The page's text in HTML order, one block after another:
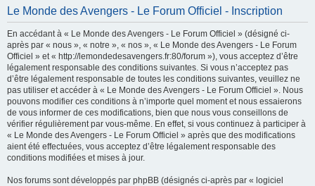
ch
Le Monde des Avengers - Le Forum Officiel - Inscription
En accédant à « Le Monde des Avengers - Le Forum Officiel » (désigné ci-
après par « nous », « notre », « nos », « Le Monde des Avengers - Le Forum
Officiel » et « http://lemondedesavengers.fr:80/forum »), vous acceptez d’être
légalement responsable des conditions suivantes. Si vous n’acceptez pas
d’être légalement responsable de toutes les conditions suivantes, veuillez ne
pas utiliser et accéder à « Le Monde des Avengers - Le Forum Officiel ». Nous
pouvons modifier ces conditions à n’importe quel moment et nous essaierons
de vous informer de ces modifications, bien que nous vous conseillons de
vérifier régulièrement par vous-même. En effet, si vous continuez à participer à
« Le Monde des Avengers - Le Forum Officiel » après que des modifications
aient été effectuées, vous acceptez d’être légalement responsable des
conditions modifiées et mises à jour.
Nos forums sont développés par phpBB (désignés ci-après par « logiciel